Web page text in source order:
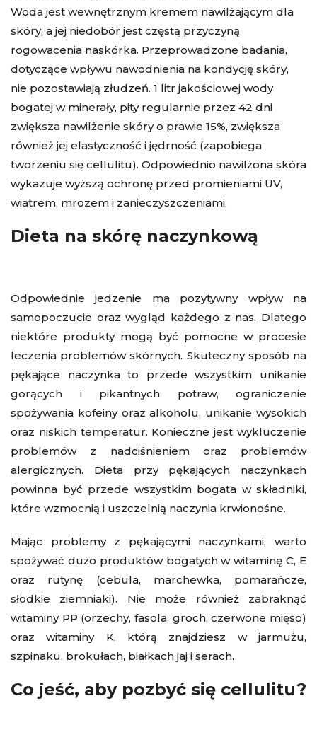
Woda jest wewnętrznym kremem nawilżającym dla
skóry, a jej niedobór jest częstą przyczyną
rogowacenia naskórka. Przeprowadzone badania,
dotyczące wpływu nawodnienia na kondycję skóry,
nie pozostawiają złudzeń. 1 litr jakościowej wody
bogatej w minerały, pity regularnie przez 42 dni
zwiększa nawilżenie skóry o prawie 15%, zwiększa
również jej elastyczność i jędrność (zapobiega
tworzeniu się cellulitu). Odpowiednio nawilżona skóra
wykazuje wyższą ochronę przed promieniami UV,
wiatrem, mrozem i zanieczyszczeniami.
Dieta na skórę naczynkową
Odpowiednie jedzenie ma pozytywny wpływ na
samopoczucie oraz wygląd każdego z nas. Dlatego
niektóre produkty mogą być pomocne w procesie
leczenia problemów skórnych. Skuteczny sposób na
pękające naczynka to przede wszystkim unikanie
gorących i pikantnych potraw, ograniczenie
spożywania kofeiny oraz alkoholu, unikanie wysokich
oraz niskich temperatur. Konieczne jest wykluczenie
problemów z nadciśnieniem oraz problemów
alergicznych. Dieta przy pękających naczynkach
powinna być przede wszystkim bogata w składniki,
które wzmocnią i uszczelnią naczynia krwionośne.
Mając problemy z pękającymi naczynkami, warto
spożywać dużo produktów bogatych w witaminę C, E
oraz rutynę (cebula, marchewka, pomarańcze,
słodkie ziemniaki). Nie może również zabraknąć
witaminy PP (orzechy, fasola, groch, czerwone mięso)
oraz witaminy K, którą znajdziesz w jarmużu,
szpinaku, brokułach, białkach jaj i serach.
Co jeść, aby pozbyć się cellulitu?